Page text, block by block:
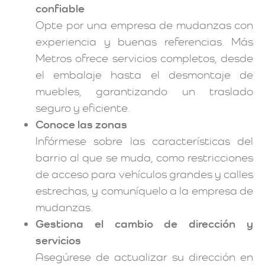
confiable
Opte por una empresa de mudanzas con
experiencia y buenas referencias. Más
Metros ofrece servicios completos, desde
el embalaje hasta el desmontaje de
muebles, garantizando un traslado
seguro y eficiente.
Conoce las zonas
Infórmese sobre las características del
barrio al que se muda, como restricciones
de acceso para vehículos grandes y calles
estrechas, y comuníquelo a la empresa de
mudanzas.
Gestiona el cambio de dirección y
servicios
Asegúrese de actualizar su dirección en